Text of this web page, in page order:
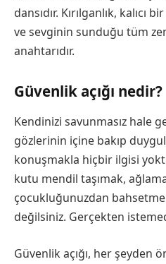
dansıdır. Kırılganlık, kalıcı
ve sevginin sunduğu tüm
anahtarıdır.
Güvenlik açığı nedir?
Kendinizi savunmasız hale
gözlerinin içine bakıp
konuşmakla hiçbir ilgisi
kutu mendil taşımak,
çocukluğunuzdan
değilsiniz. Gerçekten
Güvenlik açığı, her şeyden